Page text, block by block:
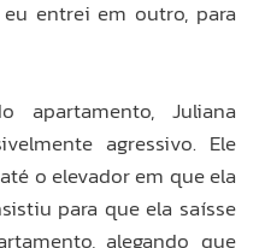
entrei em outro, para
Juliana
agressivo. Ele
o elevador em que ela
para que ela saísse
alegando que